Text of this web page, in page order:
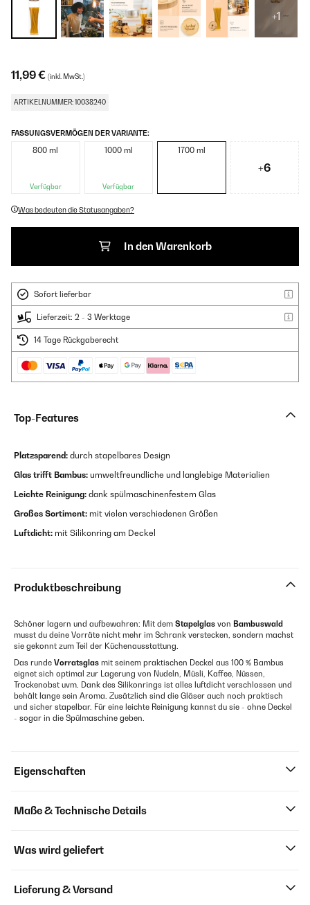
+1
11,99 € (inkl. MwSt.)
ARTIKELNUMMER: 10038240
FASSUNGSVERMÖGEN DER VARIANTE:
800 ml
Verfügbar
1000 ml
Verfügbar
1700 ml
+6
Was bedeuten die Statusangaben?
In den Warenkorb
Sofort lieferbar
Lieferzeit: 2 - 3 Werktage
14 Tage Rückgaberecht
Top-Features
Platzsparend: durch stapelbares Design
Glas trifft Bambus: umweltfreundliche und langlebige Materialien
Leichte Reinigung: dank spülmaschinenfestem Glas
Großes Sortiment: mit vielen verschiedenen Größen
Luftdicht: mit Silikonring am Deckel
Produktbeschreibung
Schöner lagern und aufbewahren: Mit dem Stapelglas von Bambuswald
musst du deine Vorräte nicht mehr im Schrank verstecken, sondern machst
sie gekonnt zum Teil der Küchenausstattung.
Das runde Vorratsglas mit seinem praktischen Deckel aus 100 % Bambus
eignet sich optimal zur Lagerung von Nudeln, Müsli, Kaffee, Nüssen,
Trockenobst uvm. Dank des Silikonrings ist alles luftdicht verschlossen und
behält lange sein Aroma. Zusätzlich sind die Gläser auch noch praktisch
und sicher stapelbar. Für eine leichte Reinigung kannst du sie - ohne Deckel
- sogar in die Spülmaschine geben.
Eigenschaften
Maße & Technische Details
Was wird geliefert
Lieferung & Versand